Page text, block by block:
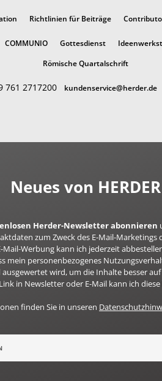
Richtlinien für Beiträge
COMMUNIO Gottesdienst
Römische Quartalschrift
761 2717200 kundenservice@herder.de
Neues von HERDER
Herder-Newsletter abonnieren
zum Zweck des E-Mail-Marketings
Mail-Werbung kann ich jederzeit
mein personenbezogenes
wird, um die Inhalte besser
in Newsletter oder E-Mail kann ich
finden Sie in unseren